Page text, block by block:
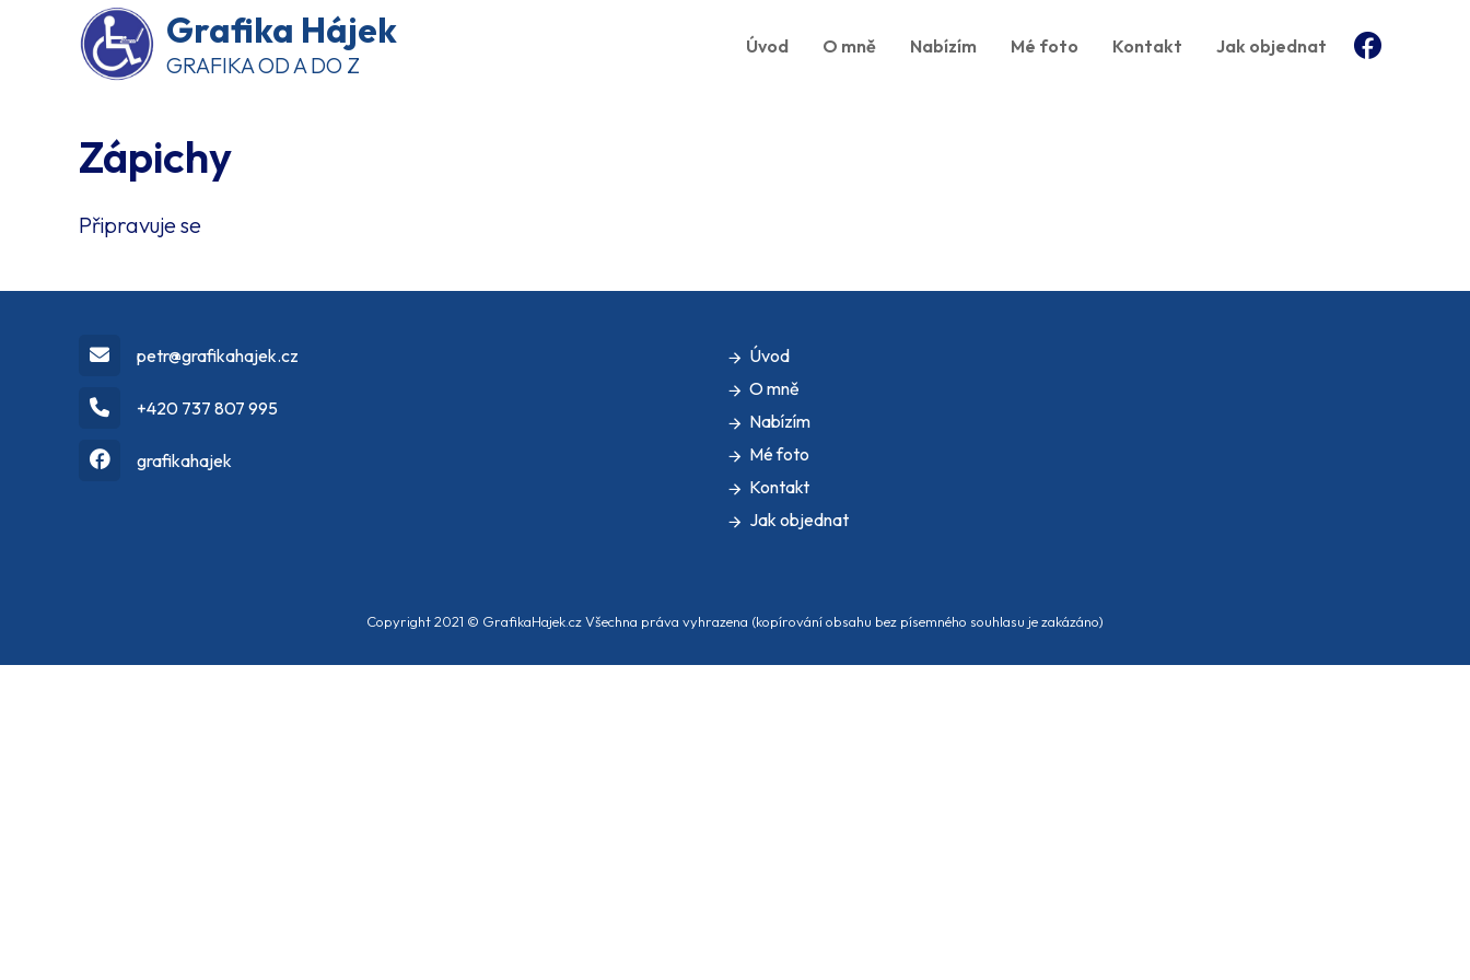
Grafika Hájek
GRAFIKA OD A DO Z
Úvod O mně Nabízím Mé foto Kontakt Jak objednat
Zápichy
Připravuje se
petr@grafikahajek.cz
+420 737 807 995
grafikahajek
Úvod
O mně
Nabízím
Mé foto
Kontakt
Jak objednat
Copyright 2021 © GrafikaHajek.cz Všechna práva vyhrazena (kopírování obsahu bez písemného souhlasu je zakázáno)